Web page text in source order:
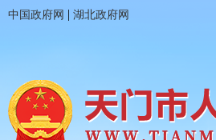
中国政府网 | 湖北政府网